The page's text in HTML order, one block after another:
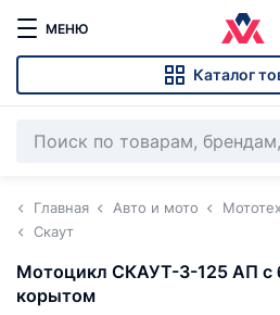
МЕНЮ
Каталог
Главная Авто и мото
Скаут
Мотоцикл СКАУТ-3-125 АП с
корытом